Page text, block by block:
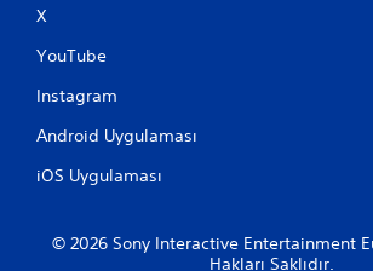
X
YouTube
Instagram
Android Uygulaması
iOS Uygulaması
© 2026 Sony Interactive Entertainment
Hakları Saklıdır.